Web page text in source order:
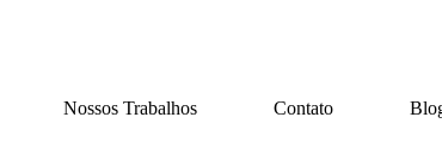
Nossos Trabalhos Contato